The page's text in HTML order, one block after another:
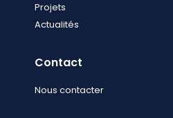
Projets
Actualités
Contact
Nous contacter